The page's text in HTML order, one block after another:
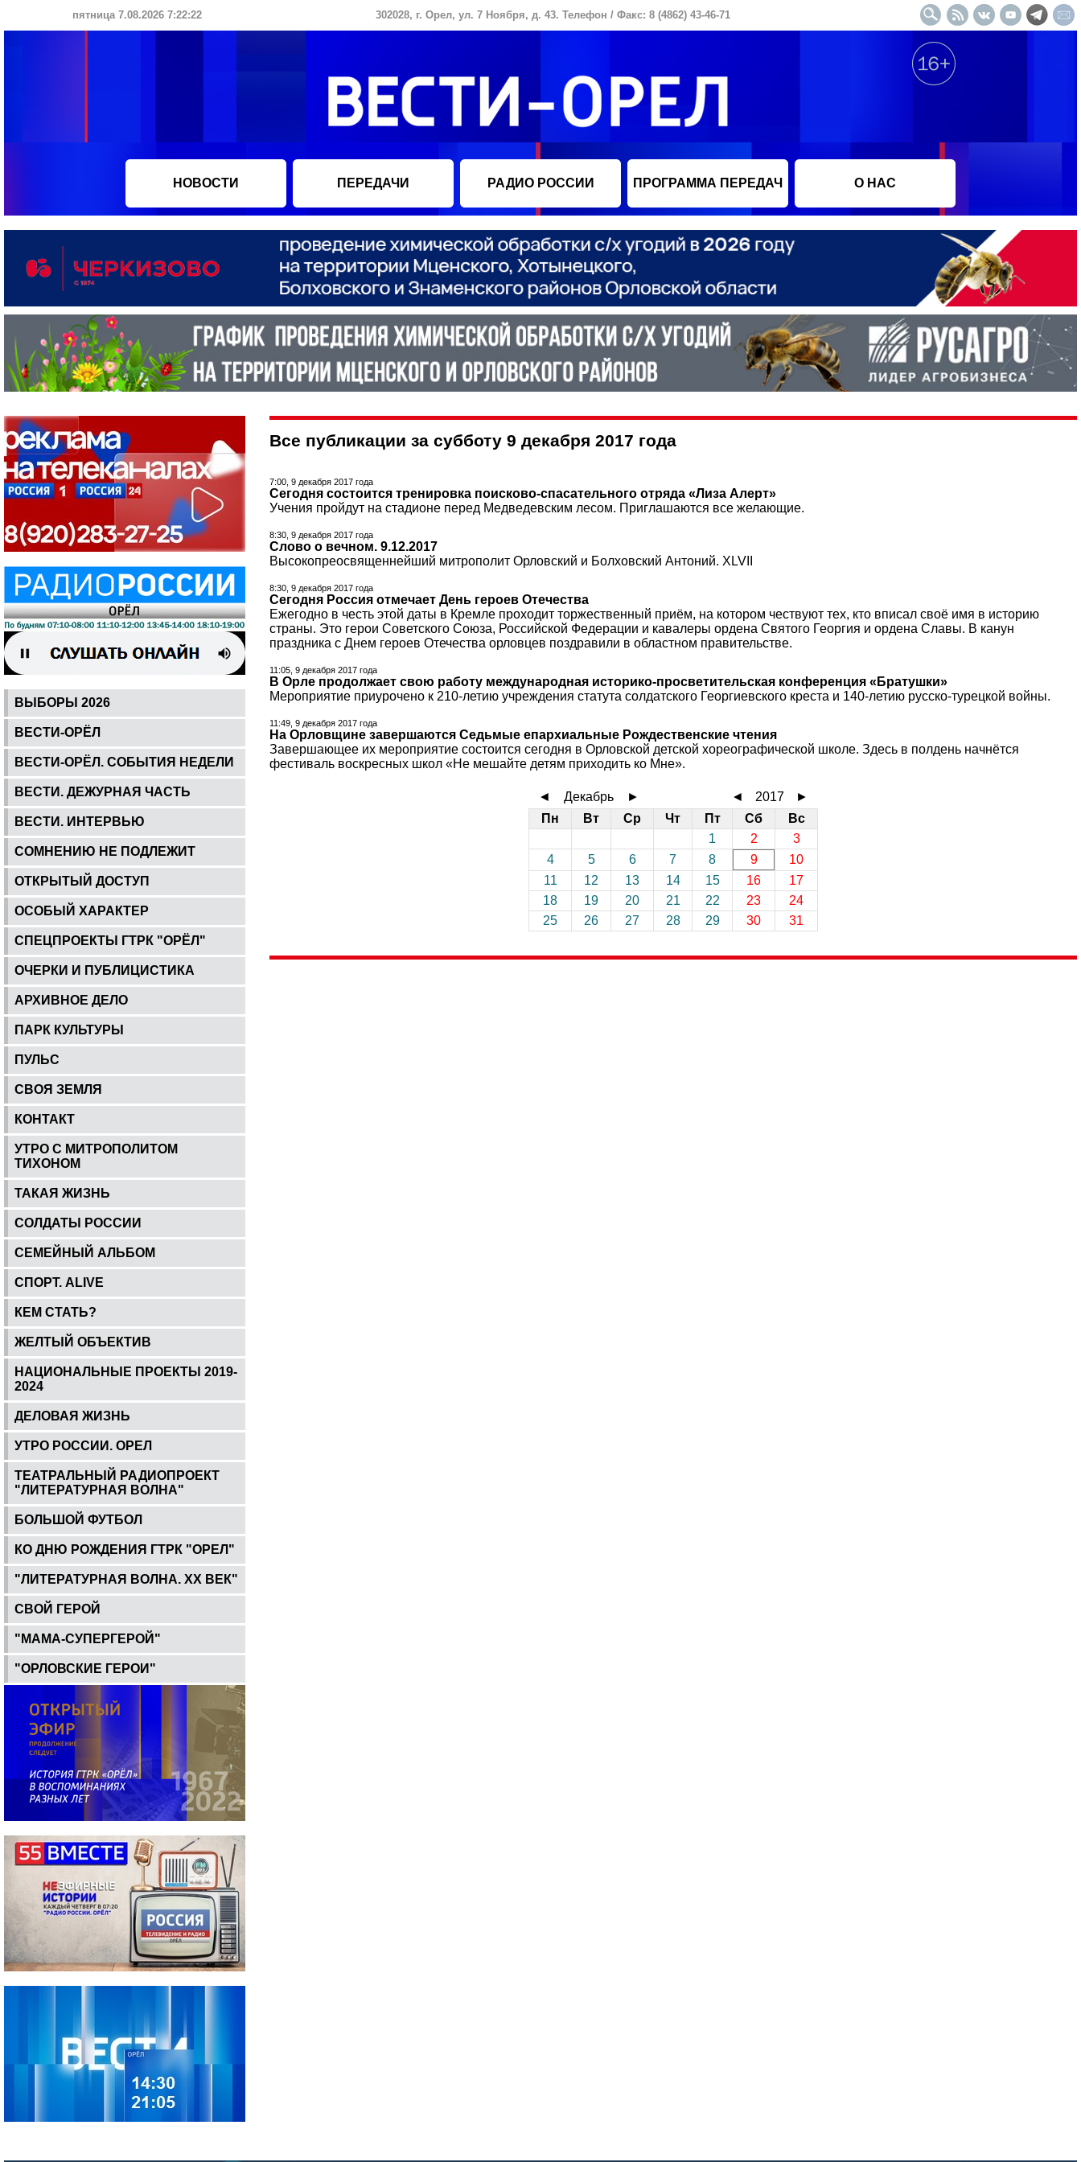
пятница 7.08.2026 7:22:22 302028, г. Орел, ул. 7 Ноября, д. 43. Телефон / Факс: 8 (4862) 43-46-71
НОВОСТИ ПЕРЕДАЧИ РАДИО РОССИИ ПРОГРАММА ПЕРЕДАЧ О НАС
ВЫБОРЫ 2026
ВЕСТИ-ОРЁЛ
ВЕСТИ-ОРЁЛ. СОБЫТИЯ НЕДЕЛИ
ВЕСТИ. ДЕЖУРНАЯ ЧАСТЬ
ВЕСТИ. ИНТЕРВЬЮ
СОМНЕНИЮ НЕ ПОДЛЕЖИТ
ОТКРЫТЫЙ ДОСТУП
ОСОБЫЙ ХАРАКТЕР
СПЕЦПРОЕКТЫ ГТРК "ОРЁЛ"
ОЧЕРКИ И ПУБЛИЦИСТИКА
АРХИВНОЕ ДЕЛО
ПАРК КУЛЬТУРЫ
ПУЛЬС
СВОЯ ЗЕМЛЯ
КОНТАКТ
УТРО С МИТРОПОЛИТОМ
ТИХОНОМ
ТАКАЯ ЖИЗНЬ
СОЛДАТЫ РОССИИ
СЕМЕЙНЫЙ АЛЬБОМ
СПОРТ. ALIVE
КЕМ СТАТЬ?
ЖЕЛТЫЙ ОБЪЕКТИВ
НАЦИОНАЛЬНЫЕ ПРОЕКТЫ 2019-
2024
ДЕЛОВАЯ ЖИЗНЬ
УТРО РОССИИ. ОРЕЛ
ТЕАТРАЛЬНЫЙ РАДИОПРОЕКТ
"ЛИТЕРАТУРНАЯ ВОЛНА"
БОЛЬШОЙ ФУТБОЛ
КО ДНЮ РОЖДЕНИЯ ГТРК "ОРЕЛ"
"ЛИТЕРАТУРНАЯ ВОЛНА. ХХ ВЕК"
СВОЙ ГЕРОЙ
"МАМА-СУПЕРГЕРОЙ"
"ОРЛОВСКИЕ ГЕРОИ"
Все публикации за субботу 9 декабря 2017 года
7:00, 9 декабря 2017 года
Сегодня состоится тренировка поисково-спасательного отряда «Лиза Алерт»
Учения пройдут на стадионе перед Медведевским лесом. Приглашаются все желающие.
8:30, 9 декабря 2017 года
Слово о вечном. 9.12.2017
Высокопреосвященнейший митрополит Орловский и Болховский Антоний. XLVII
8:30, 9 декабря 2017 года
Сегодня Россия отмечает День героев Отечества
Ежегодно в честь этой даты в Кремле проходит торжественный приём, на котором чествуют тех, кто вписал своё имя в историю
страны. Это герои Советского Союза, Российской Федерации и кавалеры ордена Святого Георгия и ордена Славы. В канун
праздника с Днем героев Отечества орловцев поздравили в областном правительстве.
11:05, 9 декабря 2017 года
В Орле продолжает свою работу международная историко-просветительская конференция «Братушки»
Мероприятие приурочено к 210-летию учреждения статута солдатского Георгиевского креста и 140-летию русско-турецкой войны.
11:49, 9 декабря 2017 года
На Орловщине завершаются Седьмые епархиальные Рождественские чтения
Завершающее их мероприятие состоится сегодня в Орловской детской хореографической школе. Здесь в полдень начнётся
фестиваль воскресных школ «Не мешайте детям приходить ко Мне».
◄ Декабрь ► ◄ 2017
►
Пн
Вт Ср Чт Пт Сб
Вс
1
2
3
4
5 6 7 8 9
10
11
12 13 14 15 16
17
18
19 20 21 22 23
24
25
26 27 28 29 30 31